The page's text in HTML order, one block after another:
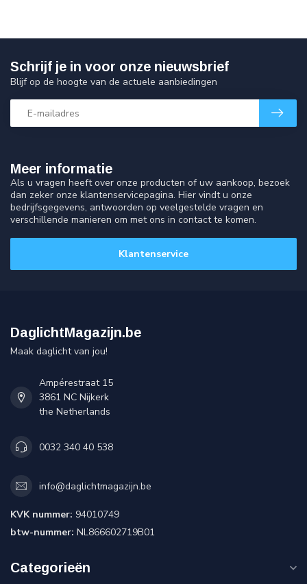
Meer informatie
Als u vragen heeft over onze producten of uw aankoop, bezoek
dan zeker onze klantenservicepagina. Hier vindt u onze
bedrijfsgegevens, antwoorden op veelgestelde vragen en
verschillende manieren om met ons in contact te komen.
Klantenservice
Schrijf je in voor onze nieuwsbrief
Blijf op de hoogte van de actuele aanbiedingen
DaglichtMagazijn.be
Maak daglicht van jou!
Ampérestraat 15
3861 NC Nijkerk
the Netherlands
0032 340 40 538
info@daglichtmagazijn.be
KVK nummer: 94010749
btw-nummer: NL866602719B01
Categorieën